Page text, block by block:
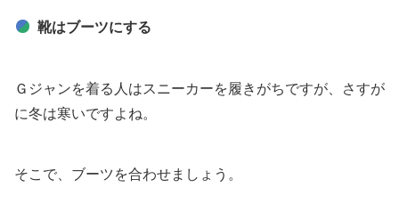
靴はブーツにする
Ｇジャンを着る人はスニーカーを履きがちですが、さすが
に冬は寒いですよね。
そこで、ブーツを合わせましょう。